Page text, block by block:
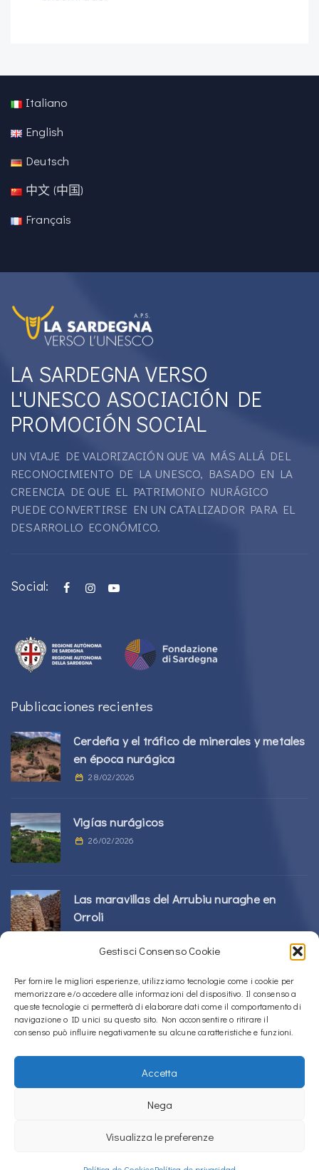
Gestisci Consenso Cookie
Per fornire le migliori esperienze, utilizziamo tecnologie come i cookie per
memorizzare e/o accedere alle informazioni del dispositivo. Il consenso a
queste tecnologie ci permetterà di elaborare dati come il comportamento di
navigazione o ID unici su questo sito. Non acconsentire o ritirare il
consenso può influire negativamente su alcune caratteristiche e funzioni.
Accetta
Nega
Visualizza le preferenze
Italiano
English
Deutsch
中文 (中国)
Français
LA SARDEGNA VERSO
L'UNESCO ASOCIACIÓN DE
PROMOCIÓN SOCIAL
UN VIAJE DE VALORIZACIÓN QUE VA MÁS ALLÁ DEL
RECONOCIMIENTO DE LA UNESCO, BASADO EN LA
CREENCIA DE QUE EL PATRIMONIO NURÁGICO
PUEDE CONVERTIRSE EN UN CATALIZADOR PARA EL
DESARROLLO ECONÓMICO.
Social:
Publicaciones recientes
Cerdeña y el tráfico de minerales y metales
en época nurágica
28/02/2026
Vigías nurágicos
26/02/2026
Las maravillas del Arrubiu nuraghe en
Orroli
24/02/2026
Complejo Sos Nurattolos Nuragic en Alà
dei Sardi
23/02/2026
Copyright © 2020 – 2026La Sardegna verso l'Unesco
Política de privacidad